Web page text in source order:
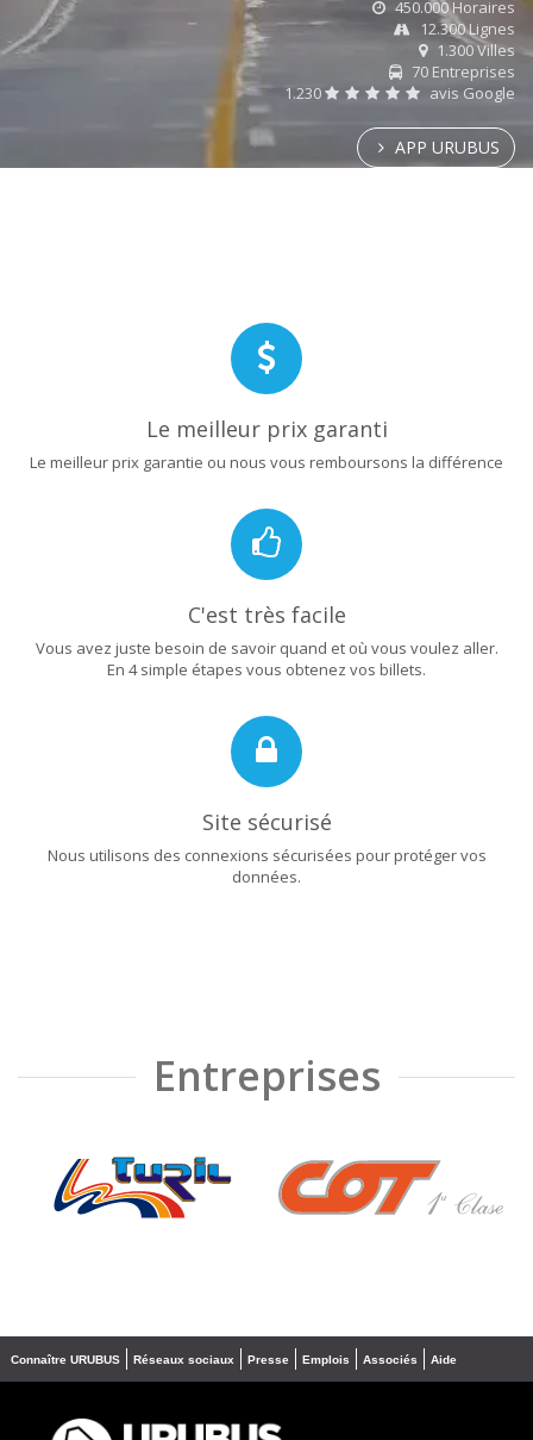
450.000 Horaires
12.300 Lignes
1.300 Villes
70 Entreprises
1.230
avis Google
APP URUBUS
Le meilleur prix garanti
Le meilleur prix garantie ou nous vous remboursons la différence
C'est très facile
Vous avez juste besoin de savoir quand et où vous voulez aller.
En 4 simple étapes vous obtenez vos billets.
Site sécurisé
Nous utilisons des connexions sécurisées pour protéger vos
données.
Entreprises
❮ ❯
Connaître URUBUS Réseaux sociaux Presse Emplois Associés Aide